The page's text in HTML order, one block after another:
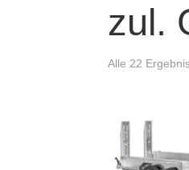
zul.
Alle 22